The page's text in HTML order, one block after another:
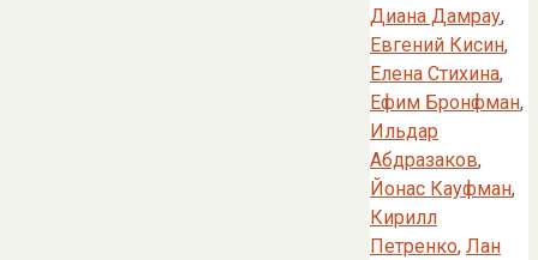
Диана Дамрау,
Евгений Кисин,
Елена Стихина,
Ефим Бронфман,
Ильдар
Абдразаков,
Йонас Кауфман,
Кирилл
Петренко, Лан